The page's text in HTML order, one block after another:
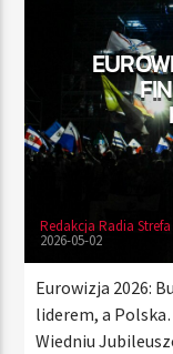
00:00
Redakcja Radia
2026-05-02
Eurowizja 2026:
liderem, a
Wiedniu